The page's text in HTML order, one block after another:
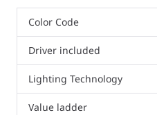
Color Code
Driver included
Lighting Technology
Value ladder